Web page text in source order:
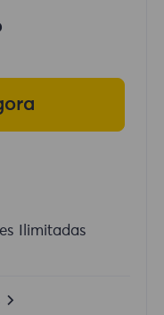
Ilimitadas